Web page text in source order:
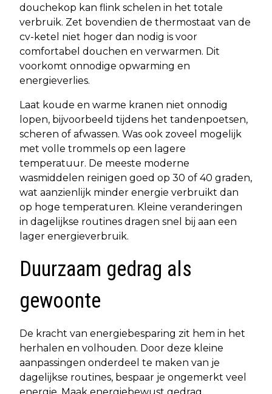
douchekop kan flink schelen in het totale
verbruik. Zet bovendien de thermostaat van de
cv-ketel niet hoger dan nodig is voor
comfortabel douchen en verwarmen. Dit
voorkomt onnodige opwarming en
energieverlies.
Laat koude en warme kranen niet onnodig
lopen, bijvoorbeeld tijdens het tandenpoetsen,
scheren of afwassen. Was ook zoveel mogelijk
met volle trommels op een lagere
temperatuur. De meeste moderne
wasmiddelen reinigen goed op 30 of 40 graden,
wat aanzienlijk minder energie verbruikt dan
op hoge temperaturen. Kleine veranderingen
in dagelijkse routines dragen snel bij aan een
lager energieverbruik.
Duurzaam gedrag als
gewoonte
De kracht van energiebesparing zit hem in het
herhalen en volhouden. Door deze kleine
aanpassingen onderdeel te maken van je
dagelijkse routines, bespaar je ongemerkt veel